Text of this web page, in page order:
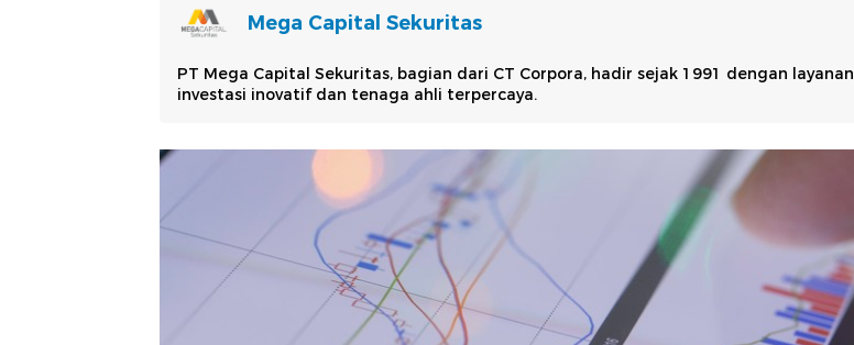
Mega Capital Sekuritas
PT Mega Capital Sekuritas, bagian dari CT Corpora, hadir sejak 1991 dengan layanan
investasi inovatif dan tenaga ahli terpercaya.